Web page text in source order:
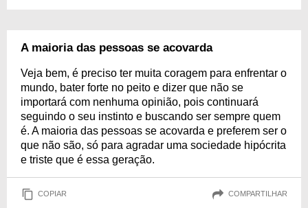
A maioria das pessoas se acovarda
Veja bem, é preciso ter muita coragem para enfrentar o
mundo, bater forte no peito e dizer que não se
importará com nenhuma opinião, pois continuará
seguindo o seu instinto e buscando ser sempre quem
é. A maioria das pessoas se acovarda e preferem ser o
que não são, só para agradar uma sociedade hipócrita
e triste que é essa geração.
COPIAR COMPARTILHAR